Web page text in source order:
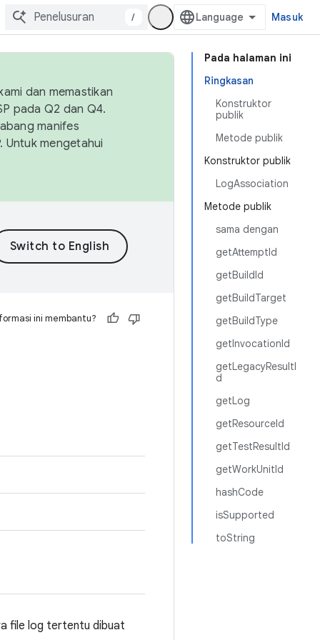
/ Masuk
Pada halaman ini
Ringkasan
Konstruktor
publik
Metode publik
Konstruktor publik
LogAssociation
Metode publik
sama dengan
getAttemptId
getBuildId
getBuildTarget
getBuildType
getInvocationId
getLegacyResultI
d
getLog
getResourceId
getTestResultId
getWorkUnitId
hashCode
isSupported
toString
dan memastikan
pada Q2 dan Q4.
manifes
Untuk mengetahui
ini membantu?
file log tertentu dibuat